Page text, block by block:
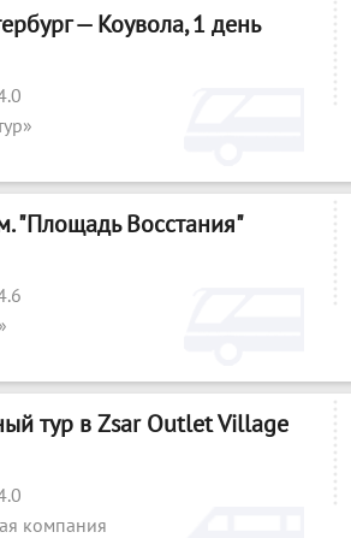
— Коувола, 1 день
"Площадь Восстания"
тур в Zsar Outlet Village
компания